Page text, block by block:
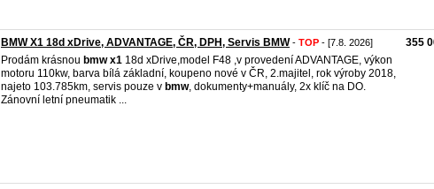
BMW X1 18d xDrive, ADVANTAGE, ČR, DPH, Servis BMW- TOP - [7.8. 2026]
Prodám krásnou bmw x1 18d xDrive,model F48 ,v provedení ADVANTAGE, výkon
motoru 110kw, barva bílá základní, koupeno nové v ČR, 2.majitel, rok výroby 2018,
najeto 103.785km, servis pouze v bmw, dokumenty+manuály, 2x klíč na DO.
Zánovní letní pneumatik ...
355